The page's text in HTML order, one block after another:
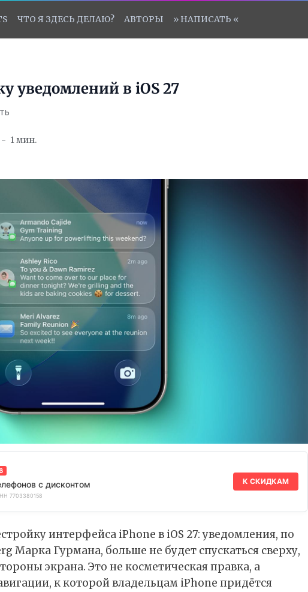
ЧТО Я ЗДЕСЬ ДЕЛАЮ? АВТОРЫ » НАПИСАТЬ «
уведомлений в iOS 27
1 мин.
с дисконтом
7703380158
К СКИДКАМ
интерфейса iPhone в iOS 27: уведомления, по
Марка Гурмана, больше не будет спускаться сверху,
экрана. Это не косметическая правка, а
к которой владельцам iPhone придётся